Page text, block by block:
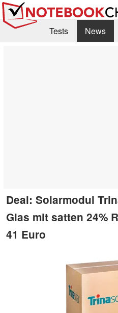
Tests News
Deal: Solarmodul
Glas mit satten 24%
41 Euro